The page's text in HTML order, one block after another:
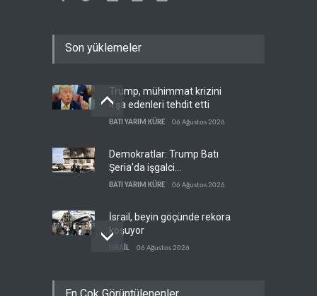
Son yüklemeler
Trump, mühimmat krizini
ifşa edenleri tehdit etti
BATI YARIM KÜRE 06 Ağustos 2026
Demokratlar: Trump Batı
Şeria'da işgalci
yerleşimcilere cezasızlık
BATI YARIM KÜRE 06 Ağustos 2026
İsrail, beyin göçünde rekora
koşuyor
İSRAİL 06 Ağustos 2026
Ukrayna'daki İHA